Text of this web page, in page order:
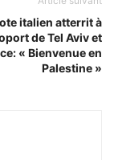
italien atterrit à
de Tel Aviv et
« Bienvenue en
Palestine »